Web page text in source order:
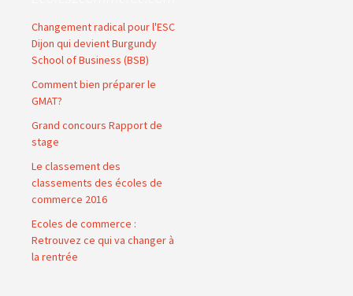
Changement radical pour l'ESC
Dijon qui devient Burgundy
School of Business (BSB)
Comment bien préparer le
GMAT?
Grand concours Rapport de
stage
Le classement des
classements des écoles de
commerce 2016
Ecoles de commerce :
Retrouvez ce qui va changer à
la rentrée